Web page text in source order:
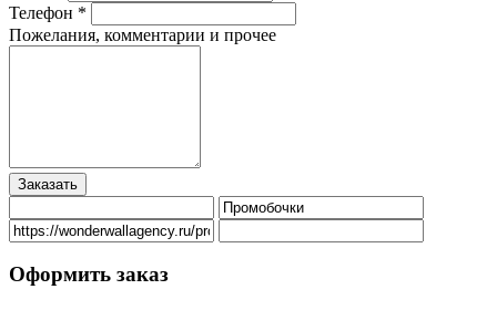
Телефон *
Пожелания, комментарии и прочее
Оформить заказ